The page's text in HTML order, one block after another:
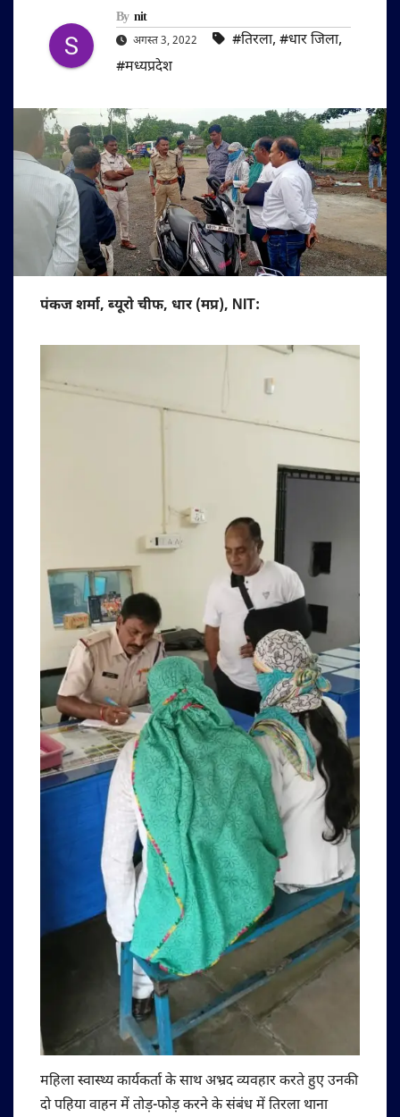
By nit
अगस्त 3, 2022 #तिरला, #धार जिला,
#मध्यप्रदेश
पंकज शर्मा, ब्यूरो चीफ, धार (मप्र), NIT:
महिला स्वास्थ्य कार्यकर्ता के साथ अभ्रद व्यवहार करते हुए उनकी
दो पहिया वाहन में तोड़-फोड़ करने के संबंध में तिरला थाना